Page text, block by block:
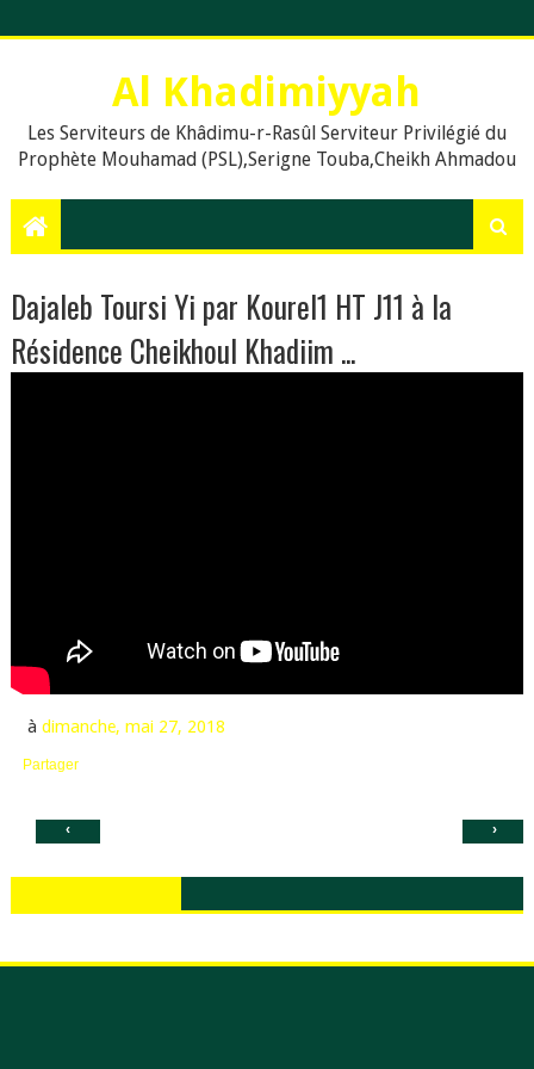
Al Khadimiyyah
Les Serviteurs de Khâdimu-r-Rasûl Serviteur Privilégié du
Prophète Mouhamad (PSL),Serigne Touba,Cheikh Ahmadou
le prophète Muḥammad (psl),,Dieu, La prière en islam,
Assalat, Salat, les cinq prières quotidiennes, Le Khalife
Xassida, Hadiths, Hadiths sur le Coran, hadiths du Prophète
Muhammad, .Org, .Com., Sénégal, Usa, Dakar, Touba,
Dajaleb Toursi Yi par Kourel1 HT J11 à la
Résidence Cheikhoul Khadiim ...
àdimanche, mai 27, 2018
Partager
‹ ›